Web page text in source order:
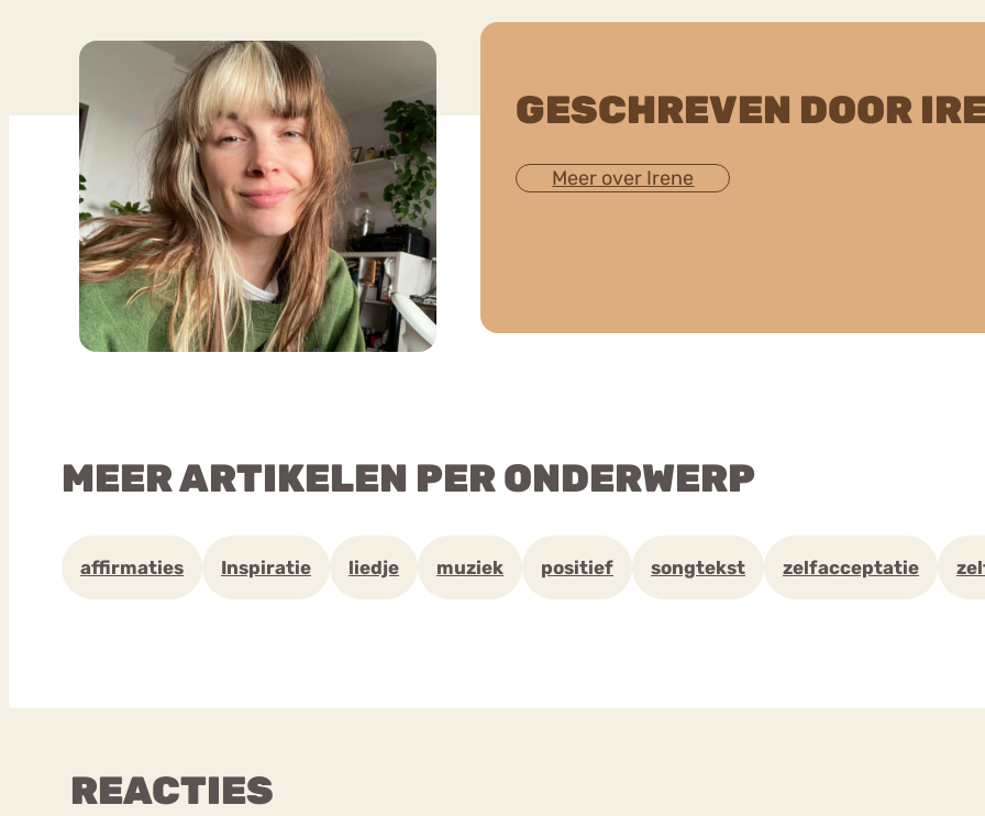
GESCHREVEN DOOR
Meer over Irene
MEER ARTIKELEN PER ONDERWERP
affirmaties Inspiratie liedje muziek positief songtekst zelfacceptatie
REACTIES